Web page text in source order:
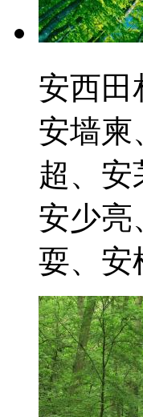
安西田
安墙柬
超、安
安少亮
耍、安